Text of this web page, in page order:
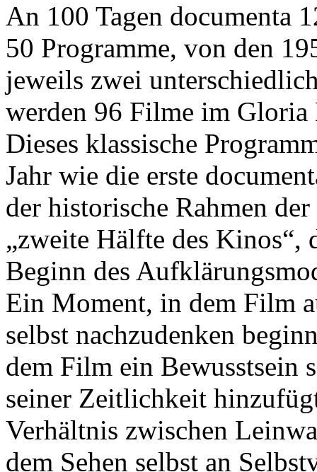
An 100 Tagen documenta
50 Programme, von den
jeweils zwei
werden 96 Filme im Gloria
Dieses klassische
Jahr wie die erste
der historische Rahmen
„zweite Hälfte des Kinos“,
Beginn des
Ein Moment, in dem Film
selbst nachzudenken
dem Film ein Bewusstsein
seiner Zeitlichkeit
Verhältnis zwischen
dem Sehen selbst an